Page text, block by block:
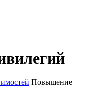
Повышение